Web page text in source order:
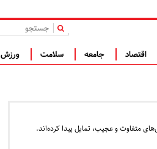
|
اقتصاد جامعه سلامت ورزش
متفاوت و عجیب، تمایل پیدا کرده‌اند.